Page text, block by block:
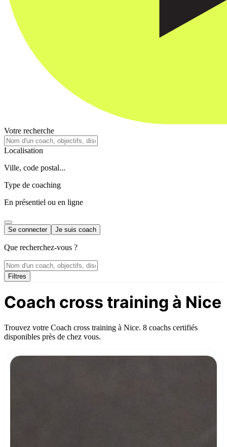
Votre recherche
Localisation
Ville, code postal...
Type de coaching
En présentiel ou en ligne
Se connecter Je suis coach
Que recherchez-vous ?
Filtres
Coach cross training à Nice
Trouvez votre Coach cross training à Nice. 8 coachs certifiés
disponibles près de chez vous.